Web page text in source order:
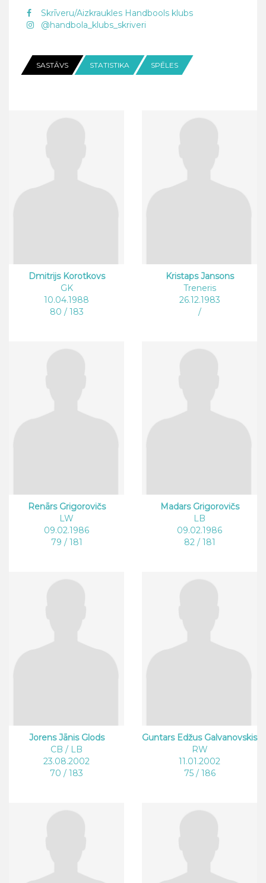
Skrīveru/Aizkraukles Handbools klubs
@handbola_klubs_skriveri
SASTĀVS STATISTIKA SPĒLES
Dmitrijs Korotkovs
GK
10.04.1988
80 / 183
Kristaps Jansons
Treneris
26.12.1983
/
Renārs Grigorovičs
LW
09.02.1986
79 / 181
Madars Grigorovičs
LB
09.02.1986
82 / 181
Jorens Jānis Glods
CB / LB
23.08.2002
70 / 183
Guntars Edžus Galvanovskis
RW
11.01.2002
75 / 186